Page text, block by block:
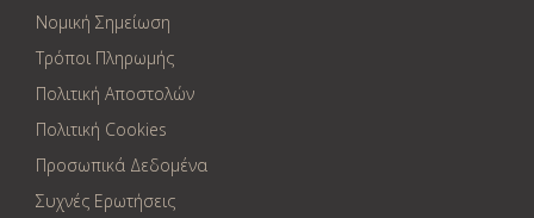
Νομική Σημείωση
Τρόποι Πληρωμής
Πολιτική Αποστολών
Πολιτική Cookies
Προσωπικά Δεδομένα
Συχνές Ερωτήσεις